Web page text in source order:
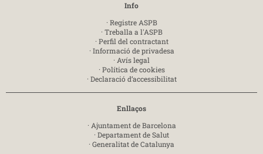
Info
· Registre ASPB
· Treballa a l'ASPB
· Perfil del contractant
· Informació de privadesa
· Avís legal
· Política de cookies
· Declaració d’accessibilitat
Enllaços
· Ajuntament de Barcelona
· Departament de Salut
· Generalitat de Catalunya